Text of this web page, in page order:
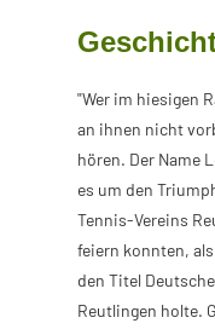
"Wer im hiesigen
an ihnen nicht
hören. Der Name
es um den
Tennis-Vereins
feiern konnten,
den Titel
Reutlingen holte.